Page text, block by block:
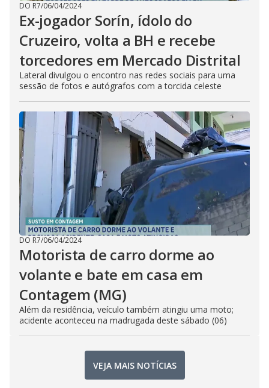
DO R7/06/04/2024
Ex-jogador Sorín, ídolo do
Cruzeiro, volta a BH e recebe
torcedores em Mercado Distrital
Lateral divulgou o encontro nas redes sociais para uma
sessão de fotos e autógrafos com a torcida celeste
DO R7/06/04/2024
Motorista de carro dorme ao
volante e bate em casa em
Contagem (MG)
Além da residência, veículo também atingiu uma moto;
acidente aconteceu na madrugada deste sábado (06)
VEJA MAIS NOTÍCIAS